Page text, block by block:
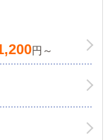
円～